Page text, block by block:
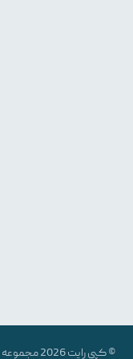
© کپی رایت 2026 مجموعه